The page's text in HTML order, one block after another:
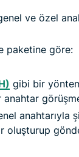
ve özel
paketine göre:
gibi bir
anahtarıyla
oluşturup